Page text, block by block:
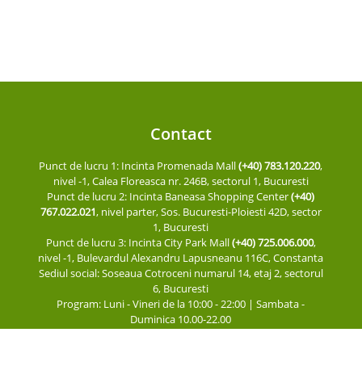
Contact
Punct de lucru 1: Incinta Promenada Mall(+40) 783.120.220,
nivel -1, Calea Floreasca nr. 246B, sectorul 1, Bucuresti
Punct de lucru 2: Incinta Baneasa Shopping Center(+40)
767.022.021, nivel parter, Sos. Bucuresti-Ploiesti 42D, sector
1, Bucuresti
Punct de lucru 3: Incinta City Park Mall(+40) 725.006.000,
nivel -1, Bulevardul Alexandru Lapusneanu 116C, Constanta
Sediul social: Soseaua Cotroceni numarul 14, etaj 2, sectorul
6, Bucuresti
Program: Luni - Vineri de la 10:00 - 22:00 | Sambata -
Duminica 10.00-22.00